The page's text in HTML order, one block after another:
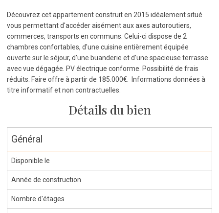
Découvrez cet appartement construit en 2015 idéalement situé
vous permettant d'accéder aisément aux axes autoroutiers,
commerces, transports en communs. Celui-ci dispose de 2
chambres confortables, d'une cuisine entièrement équipée
ouverte sur le séjour, d'une buanderie et d'une spacieuse terrasse
avec vue dégagée. PV électrique conforme. Possibilité de frais
réduits. Faire offre à partir de 185.000€. Informations données à
titre informatif et non contractuelles.
Détails du bien
Général
Disponible le
Année de construction
Nombre d'étages